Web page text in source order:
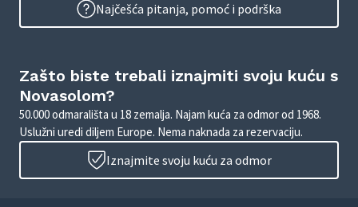
Najčešća pitanja, pomoć i podrška
Zašto biste trebali iznajmiti svoju kuću s
Novasolom?
50.000 odmarališta u 18 zemalja. Najam kuća za odmor od 1968.
Uslužni uredi diljem Europe. Nema naknada za rezervaciju.
Iznajmite svoju kuću za odmor